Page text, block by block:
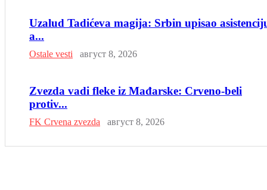
Uzalud Tadićeva magija: Srbin upisao
a...
Ostale vesti август 8, 2026
Zvezda vadi fleke iz Mađarske: Crveno-beli
protiv...
FK Crvena zvezda август 8, 2026